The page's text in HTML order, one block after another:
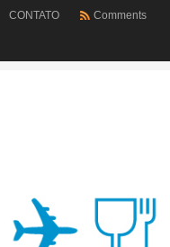
CONTATO Comments